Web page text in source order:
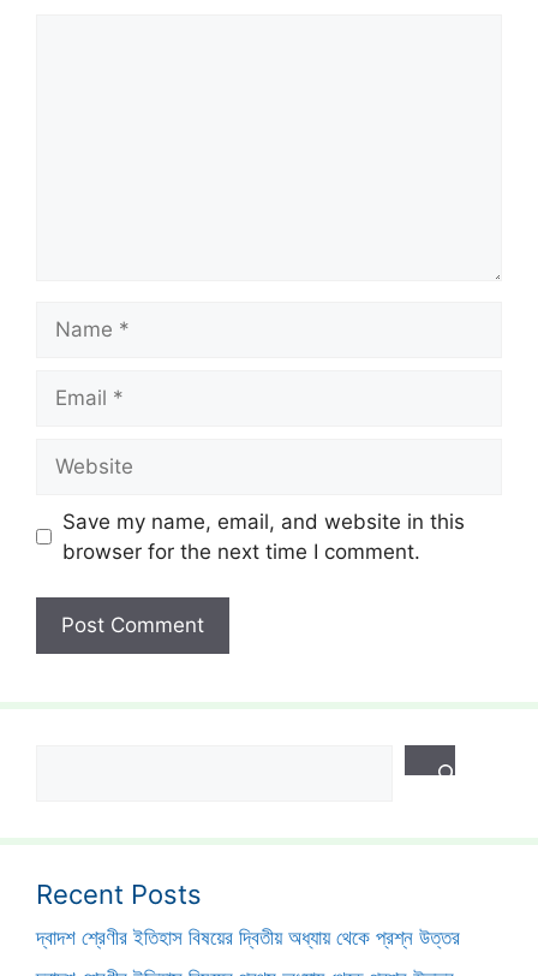
Save my name, email, and website in this
browser for the next time I comment.
Recent Posts
দ্বাদশ শ্রেণীর ইতিহাস বিষয়ের দ্বিতীয় অধ্যায় থেকে প্রশ্ন উত্তর